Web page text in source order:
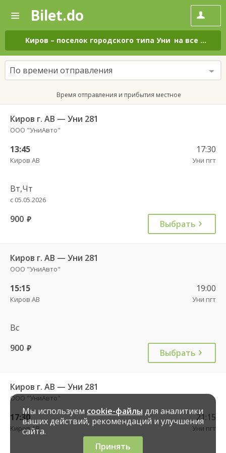
—
Поиск
и
покупка
билетов
на
автобус
онлайн
Bilet.do
Киров – поселок городского типа Уни на все дни
По времени отправления
Время отправления и прибытия местное
Киров г. АВ — Уни 281
ООО "УниАвто"
13:45
Киров АВ
17:30
Уни пгт
Вт,Чт
с 05.05.2026
900 руб. Выбрать
Киров г. АВ — Уни 281
ООО "УниАвто"
15:15
Киров АВ
19:00
Уни пгт
Вс
900 руб. Выбрать
Киров г. АВ — Уни 281
ООО "УниАвто"
17:30
Киров АВ
21:15
Уни пгт
Мы используем cookie-файлы для аналитики
ваших действий, рекомендаций и улучшения
сайта.
Принять